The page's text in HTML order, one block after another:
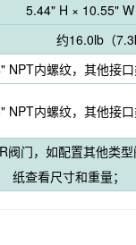
5.44" H × 10.55"
约16.0lb（
NPT内螺纹，其他接
NPT内螺纹，其他接
阀门，如配置其他类
纸查看尺寸和重量；